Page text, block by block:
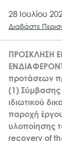
28 Ιουλίου
Διαβάστε
ΠΡΟΣΚΛΗΣΗ
προτάσεων
(1)
ιδιωτικού
παροχή
υλοποίησης
recovery of